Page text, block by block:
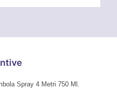
Spray 4 Metri 750 Ml.